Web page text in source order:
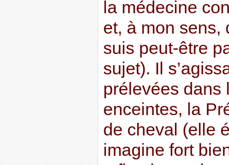
la médecine
et, à mon sens,
suis peut-être
sujet). Il
prélevées dans
enceintes, la
de cheval (elle
imagine fort